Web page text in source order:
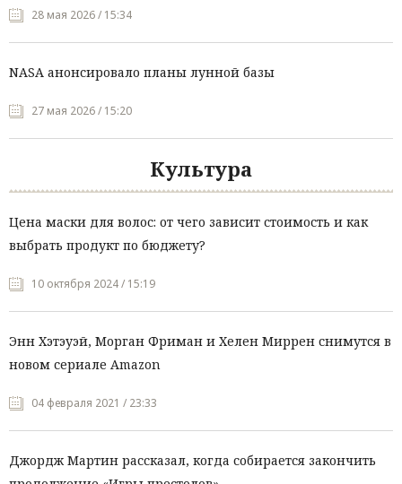
28 мая 2026 / 15:34
NASA анонсировало планы лунной базы
27 мая 2026 / 15:20
Культура
Цена маски для волос: от чего зависит стоимость и как
выбрать продукт по бюджету?
10 октября 2024 / 15:19
Энн Хэтэуэй, Морган Фриман и Хелен Миррен снимутся в
новом сериале Amazon
04 февраля 2021 / 23:33
Джордж Мартин рассказал, когда собирается закончить